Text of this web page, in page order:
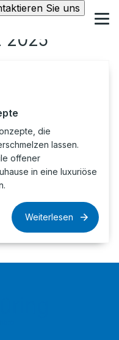
Sie uns
2025
die
lassen.
offener
in eine luxuriöse
Weiterlesen